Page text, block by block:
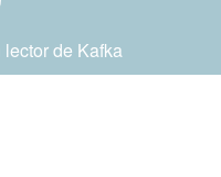
de Kafka